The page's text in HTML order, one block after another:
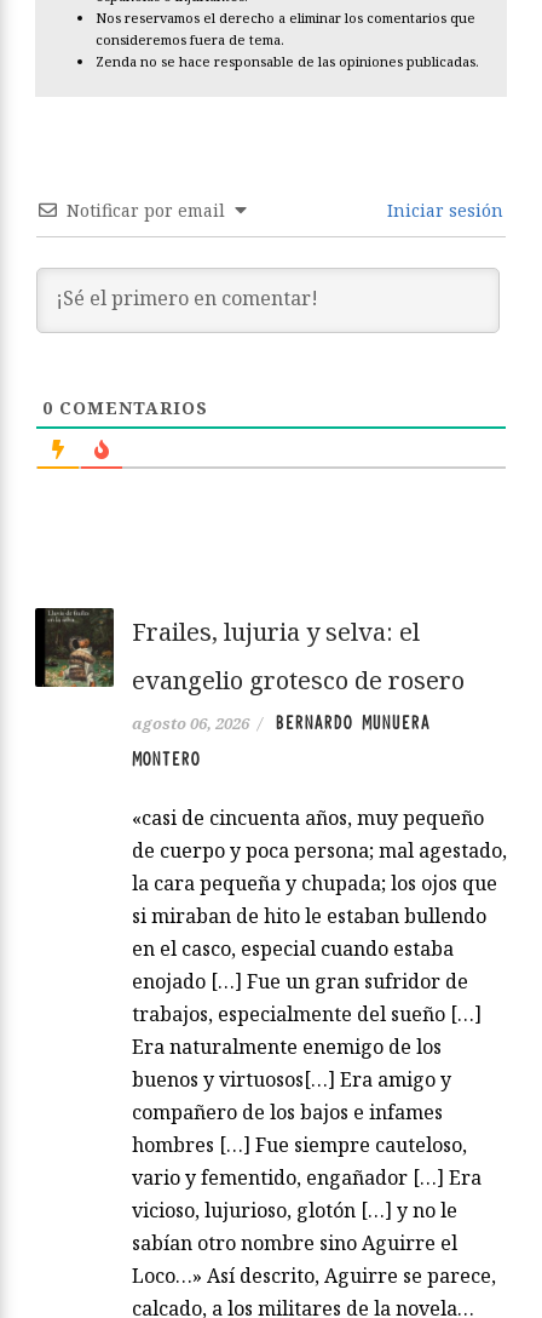
Nos reservamos el derecho a eliminar los comentarios que
consideremos fuera de tema.
Zenda no se hace responsable de las opiniones publicadas.
Notificar por email Iniciar sesión
0 COMENTARIOS
Frailes, lujuria y selva: el
evangelio grotesco de rosero
agosto 06, 2026 /
BERNARDO MUNUERA
MONTERO
«casi de cincuenta años, muy pequeño
de cuerpo y poca persona; mal agestado,
la cara pequeña y chupada; los ojos que
si miraban de hito le estaban bullendo
en el casco, especial cuando estaba
enojado […] Fue un gran sufridor de
trabajos, especialmente del sueño […]
Era naturalmente enemigo de los
buenos y virtuosos[…] Era amigo y
compañero de los bajos e infames
hombres […] Fue siempre cauteloso,
vario y fementido, engañador […] Era
vicioso, lujurioso, glotón […] y no le
sabían otro nombre sino Aguirre el
Loco…» Así descrito, Aguirre se parece,
calcado, a los militares de la novela…